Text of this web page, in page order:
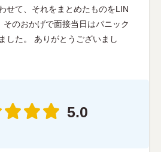
せて、それをまとめたものをLIN
そのおかげで面接当日はパニック
した。 ありがとうございまし
5.0